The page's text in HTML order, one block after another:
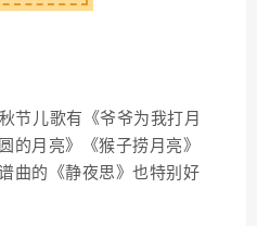
节儿歌有《爷爷为我打月
的月亮》《猴子捞月亮》
曲的《静夜思》也特别好